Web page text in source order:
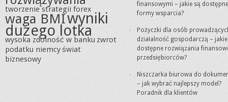
tworzenie strategii forex
waga BMIwyniki
dużego lotka
wysoka zdolność w banku zwrot
podatku niemcyświat
biznesowy
finansowymi – jakie są dostępne
formy wsparcia?
Pożyczki dla osób
działalność gospodarczą –
dostępne rozwiązania
przedsiębiorców?
Niszczarka biurowa do
– jak wybrać najlepszy model?
Poradnik dla klientów